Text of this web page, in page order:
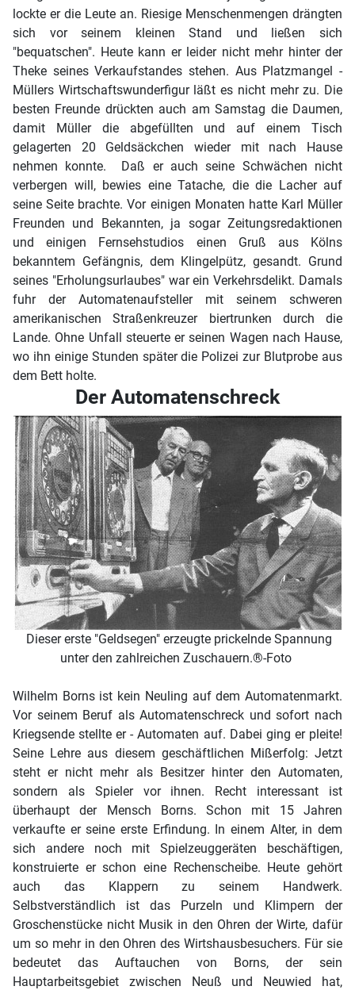
lockte er die Leute an. Riesige Menschenmengen drängten
sich vor seinem kleinen Stand und ließen sich
"bequatschen". Heute kann er leider nicht mehr hinter der
Theke seines Verkaufstandes stehen. Aus Platzmangel -
Müllers Wirtschaftswunderfigur läßt es nicht mehr zu. Die
besten Freunde drückten auch am Samstag die Daumen,
damit Müller die abgefüllten und auf einem Tisch
gelagerten 20 Geldsäckchen wieder mit nach Hause
nehmen konnte. Daß er auch seine Schwächen nicht
verbergen will, bewies eine Tatache, die die Lacher auf
seine Seite brachte. Vor einigen Monaten hatte Karl Müller
Freunden und Bekannten, ja sogar Zeitungsredaktionen
und einigen Fernsehstudios einen Gruß aus Kölns
bekanntem Gefängnis, dem Klingelpütz, gesandt. Grund
seines "Erholungsurlaubes" war ein Verkehrsdelikt. Damals
fuhr der Automatenaufsteller mit seinem schweren
amerikanischen Straßenkreuzer biertrunken durch die
Lande. Ohne Unfall steuerte er seinen Wagen nach Hause,
wo ihn einige Stunden später die Polizei zur Blutprobe aus
dem Bett holte.
Der Automatenschreck
Dieser erste "Geldsegen" erzeugte prickelnde Spannung
unter den zahlreichen Zuschauern.®-Foto
Wilhelm Borns ist kein Neuling auf dem Automatenmarkt.
Vor seinem Beruf als Automatenschreck und sofort nach
Kriegsende stellte er - Automaten auf. Dabei ging er pleite!
Seine Lehre aus diesem geschäftlichen Mißerfolg: Jetzt
steht er nicht mehr als Besitzer hinter den Automaten,
sondern als Spieler vor ihnen. Recht interessant ist
überhaupt der Mensch Borns. Schon mit 15 Jahren
verkaufte er seine erste Erfindung. In einem Alter, in dem
sich andere noch mit Spielzeuggeräten beschäftigen,
konstruierte er schon eine Rechenscheibe. Heute gehört
auch das Klappern zu seinem Handwerk.
Selbstverständlich ist das Purzeln und Klimpern der
Groschenstücke nicht Musik in den Ohren der Wirte, dafür
um so mehr in den Ohren des Wirtshausbesuchers. Für sie
bedeutet das Auftauchen von Borns, der sein
Hauptarbeitsgebiet zwischen Neuß und Neuwied hat,